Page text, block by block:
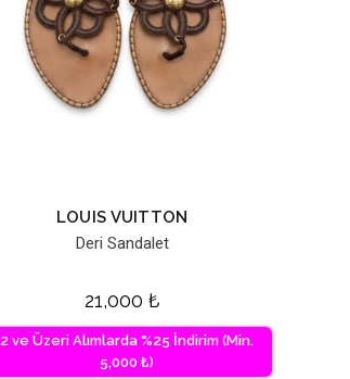
LOUIS VUITTON
Deri Sandalet
21,000 ₺
2 ve Üzeri Alımlarda %25 İndirim (Min.
5,000 ₺)